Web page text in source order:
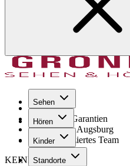
Sehen
Hören
Kinder
Standorte
Seit 1971
GRONDE Garantien
8× im Raum Augsburg
Hochqualifiziertes Team
KEINE SORGE!